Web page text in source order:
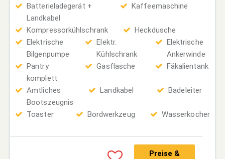
Batterieladegerät +
Landkabel
Kaffeemaschine
Kompressorkühlschrank
Heckdusche
Elektrische
Bilgenpumpe
Elektr.
Kühlschrank
Elektrische
Ankerwinde
Pantry
komplett
Gasflasche Fäkalientank
Amtliches
Bootszeugnis
Landkabel Badeleiter
Toaster Bordwerkzeug Wasserkocher
Preise &